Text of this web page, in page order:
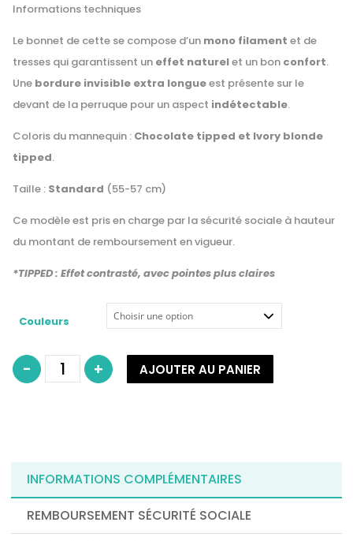
Informations techniques
Le bonnet de cette se compose d’un mono filament et de
tresses qui garantissent un effet naturelet un bon confort.
Une bordure invisible extra longueest présente sur le
devant de la perruque pour un aspect indétectable.
Coloris du mannequin : Chocolate tipped et Ivory blonde
tipped.
Taille : Standard (55-57 cm)
Ce modèle est pris en charge par la sécurité sociale à hauteur
du montant de remboursement en vigueur.
*TIPPED : Effet contrasté, avec pointes plus claires
Couleurs
- quantité
Perruque + AJOUTER AU PANIER
INFORMATIONS COMPLÉMENTAIRES
REMBOURSEMENT SÉCURITÉ SOCIALE